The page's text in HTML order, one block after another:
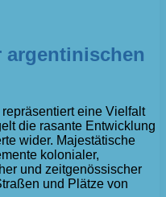
argentinischen
eine Vielfalt
die rasante Entwicklung
wider. Majestätische
kolonialer,
und zeitgenössischer
und Plätze von